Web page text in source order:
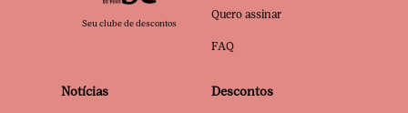
Seu clube de descontos
Quero assinar
FAQ
Notícias Descontos